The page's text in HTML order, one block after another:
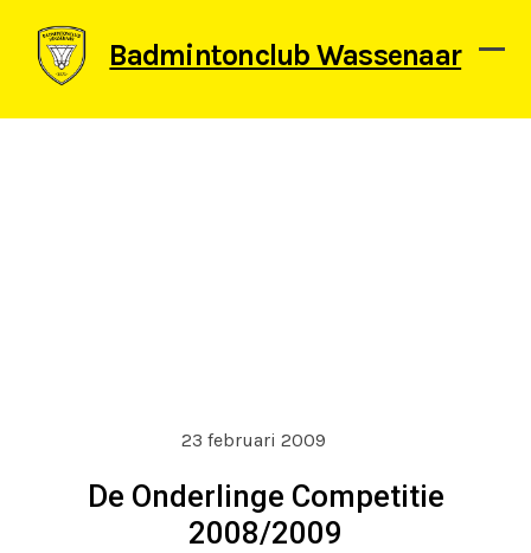
content
Badmintonclub Wassenaar
23 februari 2009
De Onderlinge Competitie
2008/2009